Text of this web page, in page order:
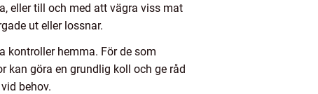
eller till och med att vägra viss mat
ut eller lossnar.
kontroller hemma. För de som
kan göra en grundlig koll och ge råd
behov.